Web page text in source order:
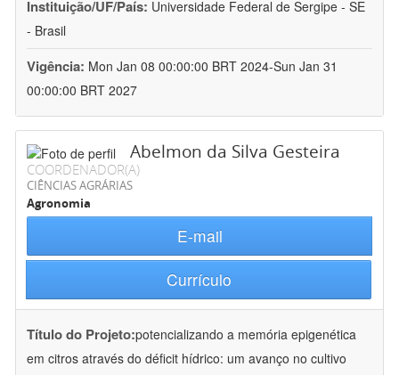
Instituição/UF/País: Universidade Federal de Sergipe - SE
- Brasil
Vigência: Mon Jan 08 00:00:00 BRT 2024-Sun Jan 31
00:00:00 BRT 2027
Abelmon da Silva Gesteira
COORDENADOR(A)
CIÊNCIAS AGRÁRIAS
Agronomia
E-mail
Currículo
Título do Projeto:potencializando a memória epigenética
em citros através do déficit hídrico: um avanço no cultivo